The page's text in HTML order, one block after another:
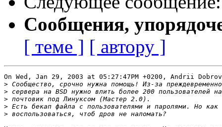
Сообщения,
[ теме ] [ автору ]
On Wed, Jan 29, 2003 at 05:27:47PM +0200, Andrii
>
>
>
>
>